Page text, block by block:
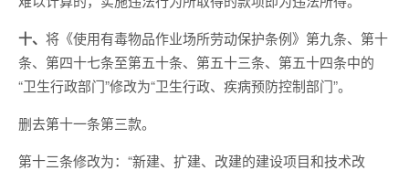
十、 将《使用有毒物品作业场所劳动保护条例》第九条、第十
条、第四十七条至第五十条、第五十三条、第五十四条中的
“卫生行政部门”修改为“卫生行政、疾病预防控制部门”。
删去第十一条第三款。
第十三条修改为：“新建、扩建、改建的建设项目和技术改